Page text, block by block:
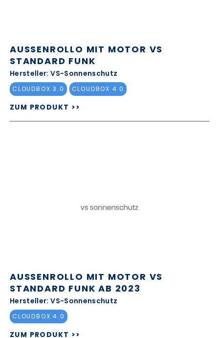
AUSSENROLLO MIT MOTOR VS S
TANDARD FUNK
Hersteller: VS-Sonnenschutz
CLOUDBOX 3.0 CLOUDBOX 4.0
ZUM PRODUKT >>
AUSSENROLLO MIT MOTOR VS S
TANDARD FUNK AB 2023
Hersteller: VS-Sonnenschutz
CLOUDBOX 4.0
ZUM PRODUKT >>